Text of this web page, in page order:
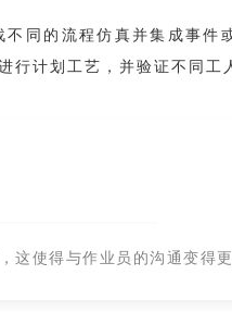
同的流程仿真并集成事件
计划工艺，并验证不同工
使得与作业员的沟通变得